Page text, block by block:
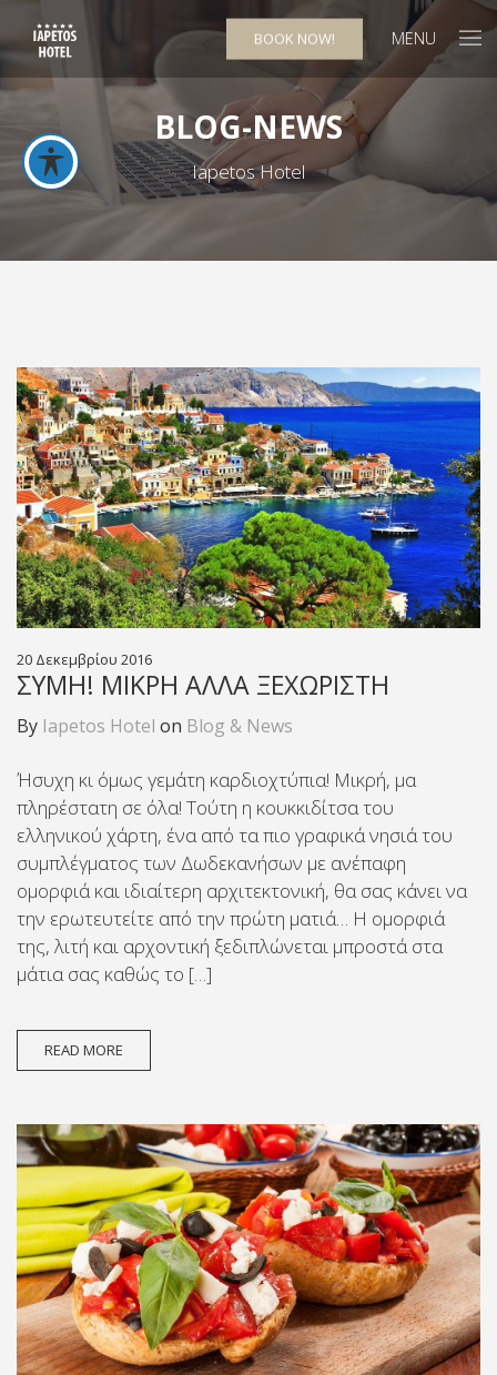
BOOK NOW! MENU
BLOG-NEWS
Iapetos Hotel
20 Δεκεμβρίου 2016
ΣΎΜΗ! ΜΙΚΡΉ ΑΛΛΆ ΞΕΧΩΡΙΣΤΉ
By Iapetos Hotel on Blog & News
Ήσυχη κι όμως γεμάτη καρδιοχτύπια! Μικρή, μα
πληρέστατη σε όλα! Τούτη η κουκκιδίτσα του
ελληνικού χάρτη, ένα από τα πιο γραφικά νησιά του
συμπλέγματος των Δωδεκανήσων με ανέπαφη
ομορφιά και ιδιαίτερη αρχιτεκτονική, θα σας κάνει να
την ερωτευτείτε από την πρώτη ματιά… Η ομορφιά
της, λιτή και αρχοντική ξεδιπλώνεται μπροστά στα
μάτια σας καθώς το […]
READ MORE